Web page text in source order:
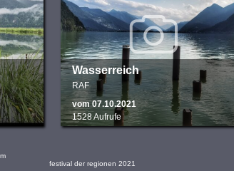
Wasserreich
RAF
vom 07.10.2021
1528 Aufrufe
festival der regionen 2021